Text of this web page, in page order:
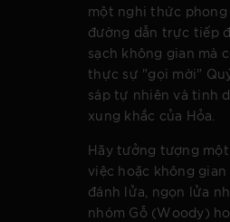
một nghi thức phong
đường dẫn trực tiếp
sạch không gian mà
thực sự "gọi mời"
sáp tự nhiên và tinh
xung khắc của Hỏa.
Hãy tưởng tượng một
việc hoặc không
đánh lửa, ngọn lửa
nhóm Gỗ (Woody)